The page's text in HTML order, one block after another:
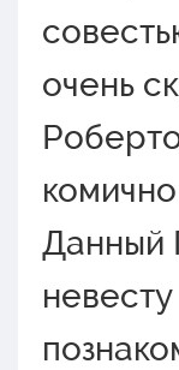
очень
Данный